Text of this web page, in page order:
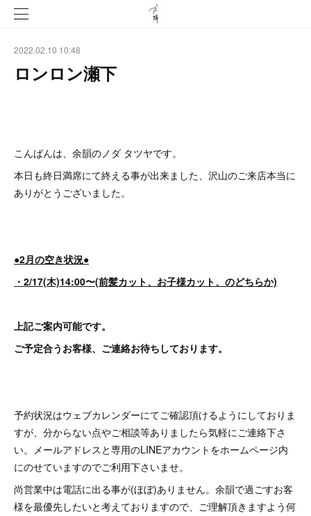
2022.02.10 10:48
ロンロン瀬下
こんばんは、余韻のノダ タツヤです。
本日も終日満席にて終える事が出来ました、沢山のご来店本当に
ありがとうございました。
●2月の空き状況●
・2/17(木)14:00〜(前髪カット、お子様カット、のどちらか)
上記ご案内可能です。
ご予定合うお客様、ご連絡お待ちしております。
予約状況はウェブカレンダーにてご確認頂けるようにしておりま
すが、分からない点やご相談等ありましたら気軽にご連絡下さ
い。メールアドレスと専用のLINEアカウントをホームページ内
にのせていますのでご利用下さいませ。
尚営業中は電話に出る事が(ほぼ)ありません。余韻で過ごすお客
様を最優先したいと考えておりますので、ご理解頂きますよう何